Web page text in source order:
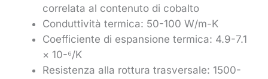
correlata al contenuto di cobalto
Conduttività termica: 50-100 W/m-K
Coefficiente di espansione termica: 4.9-7.1
× 10-⁶/K
Resistenza alla rottura trasversale: 1500-